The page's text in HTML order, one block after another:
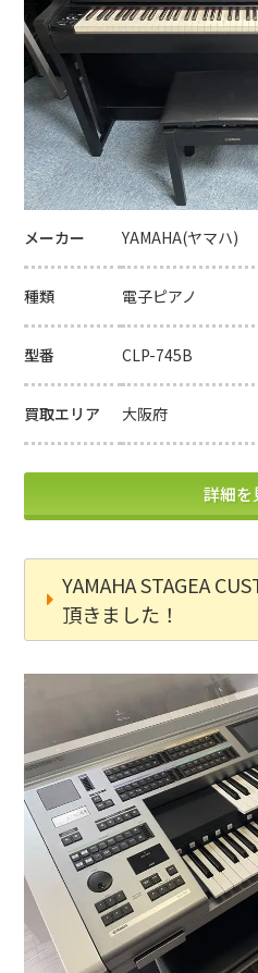
詳細を
メーカー YAMAHA(ヤマハ)
種類 電子ピアノ
型番 CLP-745B
買取エリア 大阪府
YAMAHA STAGEA
頂きました！